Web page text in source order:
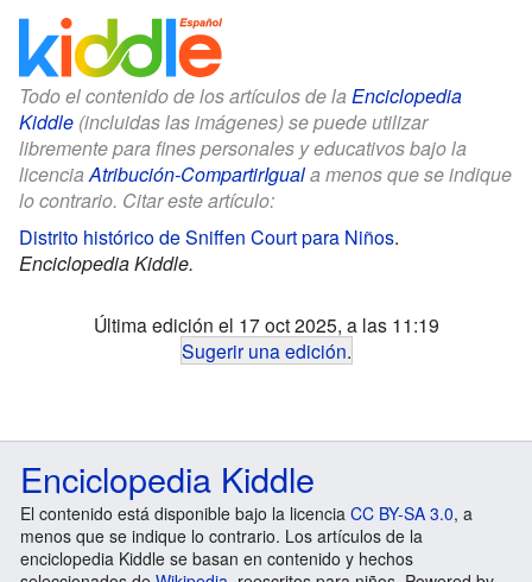
Todo el contenido de los artículos de la Enciclopedia
Kiddle (incluidas las imágenes) se puede utilizar
libremente para fines personales y educativos bajo la
licenciaAtribución-CompartirIguala menos que se indique
lo contrario. Citar este artículo:
Distrito histórico de Sniffen Court para Niños.
Enciclopedia Kiddle.
Última edición el 17 oct 2025, a las 11:19
Sugerir una edición.
Enciclopedia Kiddle
El contenido está disponible bajo la licencia CC BY-SA 3.0, a
menos que se indique lo contrario. Los artículos de la
enciclopedia Kiddle se basan en contenido y hechos